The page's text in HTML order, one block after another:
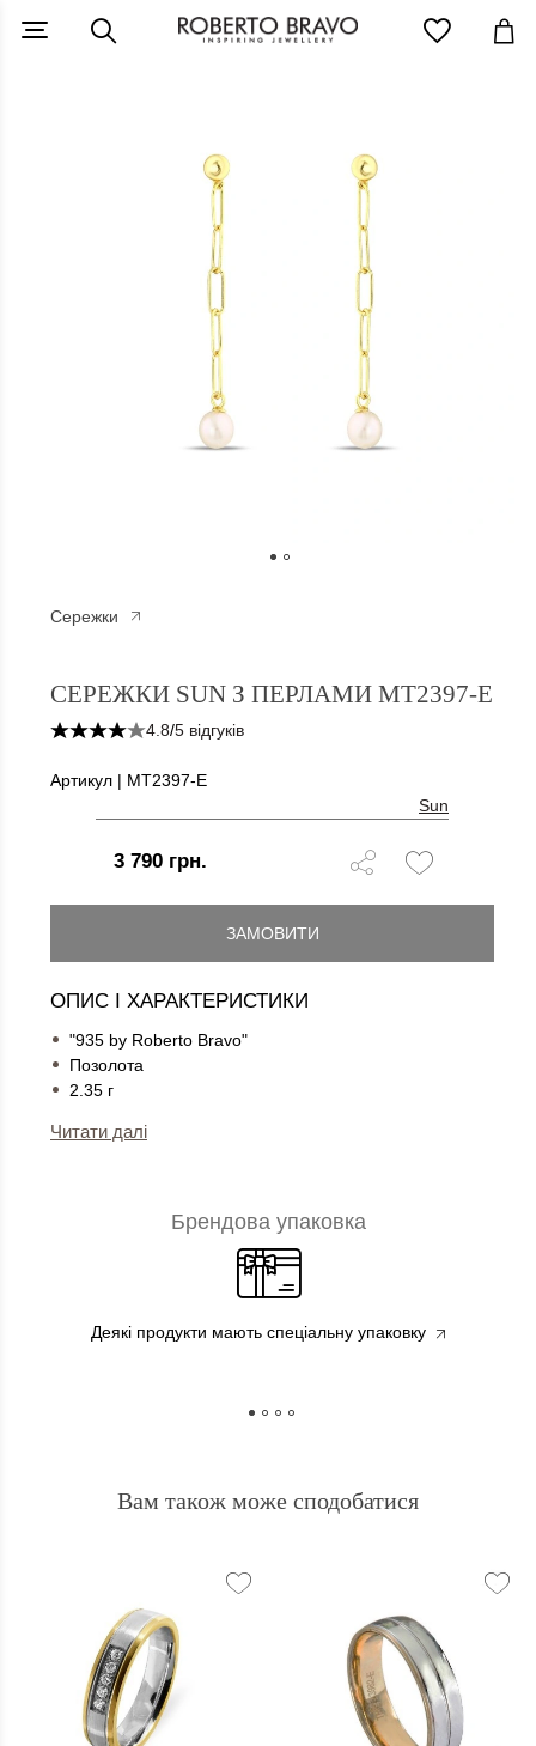
Сережки
СЕРЕЖКИ SUN З ПЕРЛАМИ
СЕРЕЖКИ SUN З ПЕРЛАМИ MT2397-E
4.8/5 відгуків
Артикул | MT2397-E
Sun
3 790 грн.
ЗАМОВИТИ
ОПИС І ХАРАКТЕРИСТИКИ
"935 by Roberto Bravo"
Позолота
2.35 г
Читати далі
Брендова упаковка
Деякі продукти мають спеціальну упаковку
Вам також може сподобатися